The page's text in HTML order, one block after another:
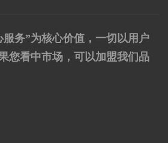
服务”为核心价值，一切以用户
您看中市场，可以加盟我们品